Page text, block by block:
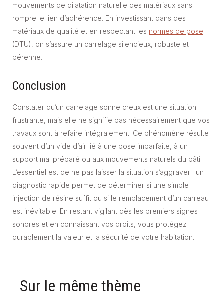
mouvements de dilatation naturelle des matériaux sans
rompre le lien d’adhérence. En investissant dans des
matériaux de qualité et en respectant les normes de pose
(DTU), on s’assure un carrelage silencieux, robuste et
pérenne.
Conclusion
Constater qu’un carrelage sonne creux est une situation
frustrante, mais elle ne signifie pas nécessairement que vos
travaux sont à refaire intégralement. Ce phénomène résulte
souvent d’un vide d’air lié à une pose imparfaite, à un
support mal préparé ou aux mouvements naturels du bâti.
L’essentiel est de ne pas laisser la situation s’aggraver : un
diagnostic rapide permet de déterminer si une simple
injection de résine suffit ou si le remplacement d’un carreau
est inévitable. En restant vigilant dès les premiers signes
sonores et en connaissant vos droits, vous protégez
durablement la valeur et la sécurité de votre habitation.
Sur le même thème